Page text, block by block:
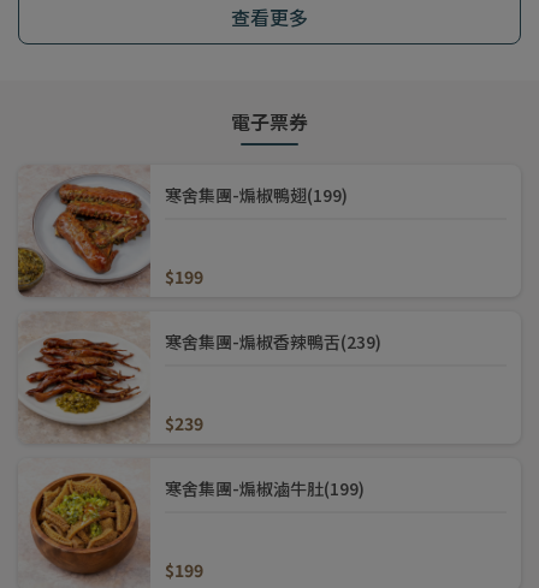
查看更多
電子票券
寒舍集團-煸椒鴨翅(199)
$199
寒舍集團-煸椒香辣鴨舌(239)
$239
寒舍集團-煸椒滷牛肚(199)
$199